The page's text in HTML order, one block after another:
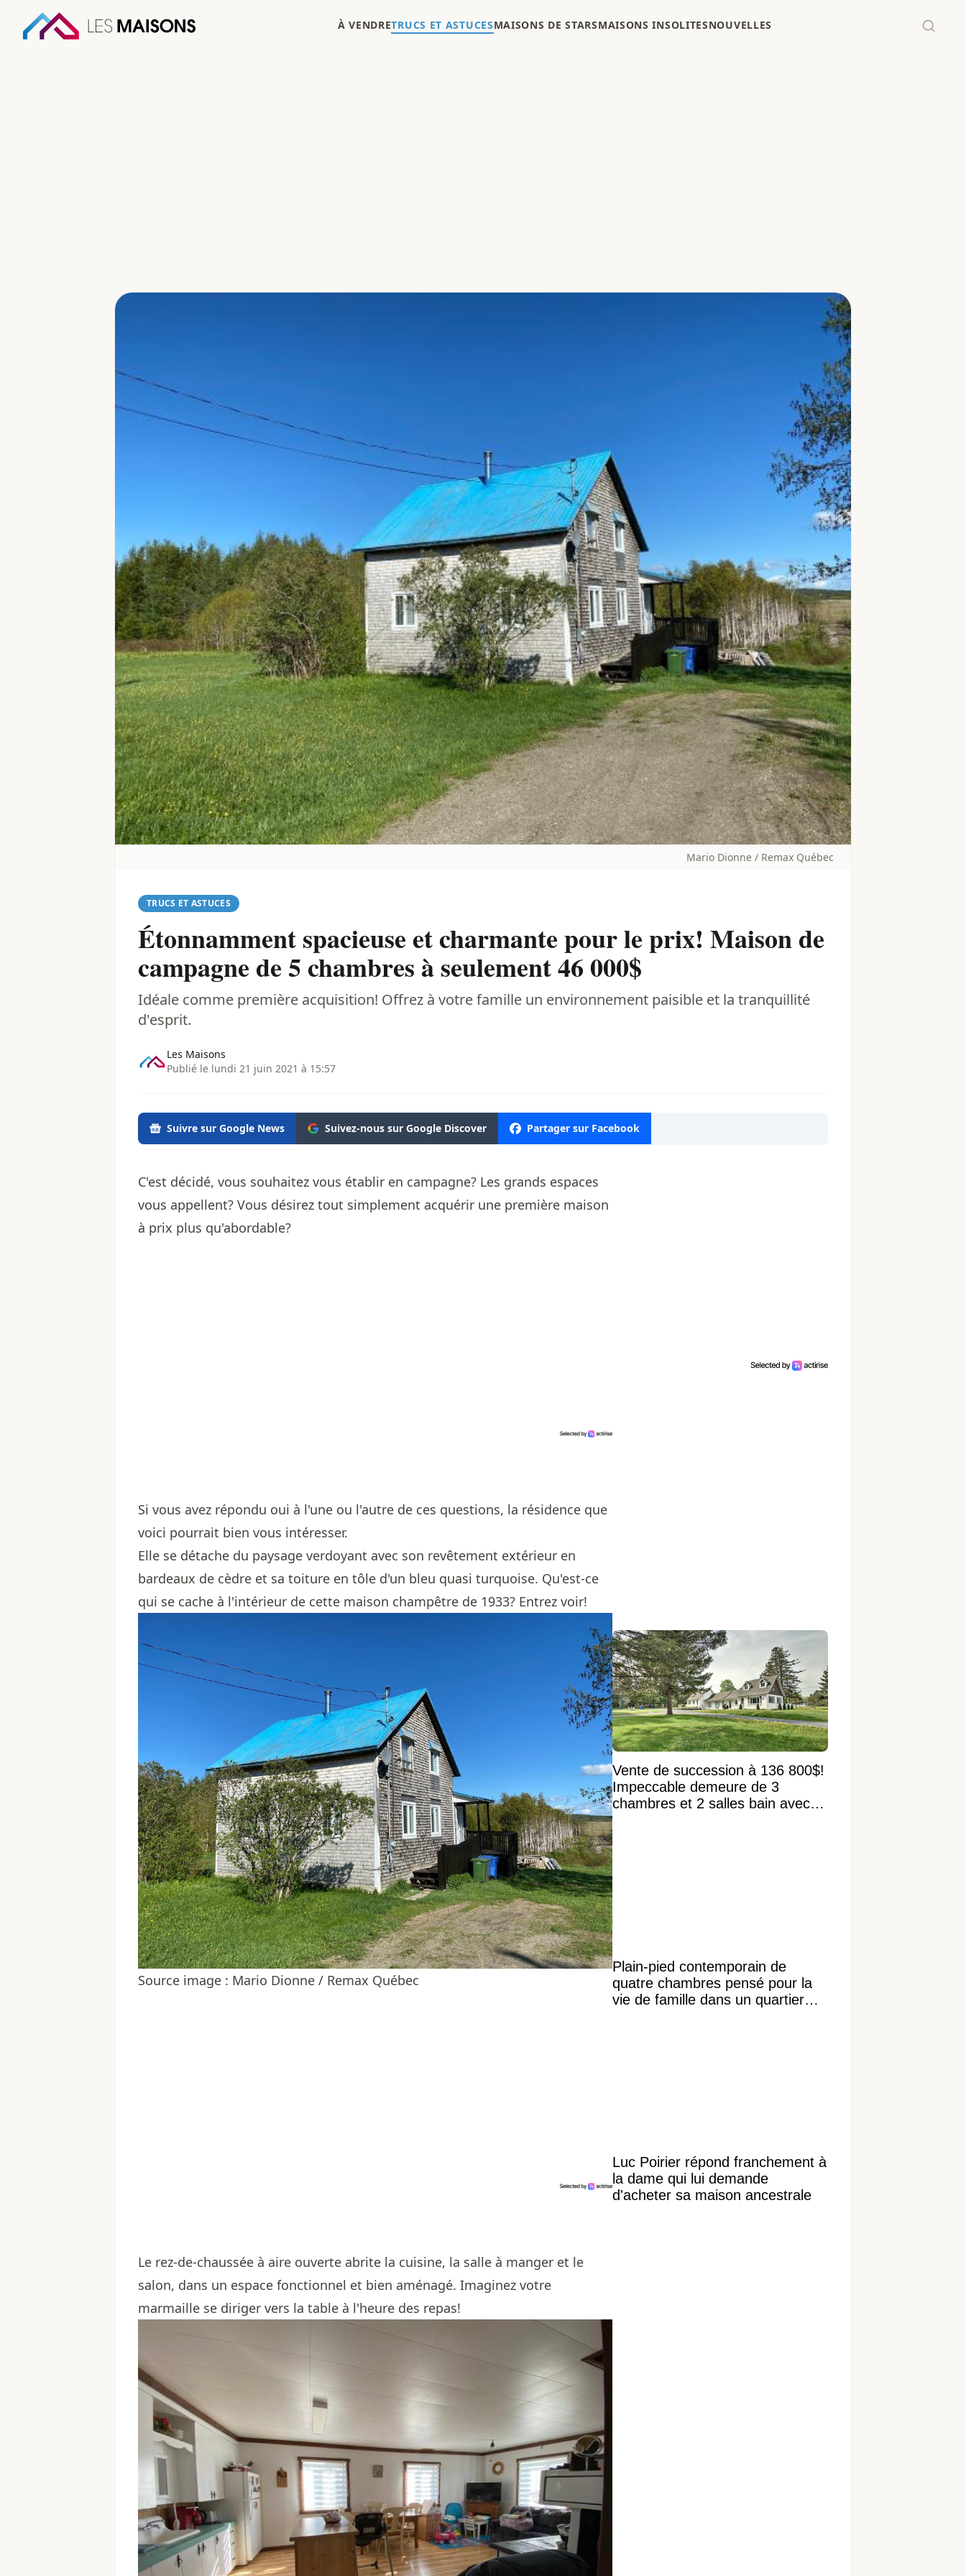
À VENDRETRUCS ET ASTUCESMAISONS DE STARSMAISONS INSOLITESNOUVELLES
Mario Dionne / Remax Québec
TRUCS ET ASTUCES
Étonnamment spacieuse et charmante pour le prix! Maison de
campagne de 5 chambres à seulement 46 000$
Idéale comme première acquisition! Offrez à votre famille un environnement paisible et la tranquillité
d'esprit.
Les Maisons
Publié le lundi 21 juin 2021 à 15:57
Suivre sur Google News Suivez-nous sur Google Discover Partager sur Facebook
C'est décidé, vous souhaitez vous établir en campagne? Les grands espaces
vous appellent? Vous désirez tout simplement acquérir une première maison
à prix plus qu'abordable?
Si vous avez répondu oui à l'une ou l'autre de ces questions, la résidence que
voici pourrait bien vous intéresser.
Elle se détache du paysage verdoyant avec son revêtement extérieur en
bardeaux de cèdre et sa toiture en tôle d'un bleu quasi turquoise. Qu'est-ce
qui se cache à l'intérieur de cette maison champêtre de 1933? Entrez voir!
Source image : Mario Dionne / Remax Québec
Le rez-de-chaussée à aire ouverte abrite la cuisine, la salle à manger et le
salon, dans un espace fonctionnel et bien aménagé. Imaginez votre
marmaille se diriger vers la table à l'heure des repas!
Vente de succession à 136 800$!
Impeccable demeure de 3
chambres et 2 salles bain avec
Plain-pied contemporain de
quatre chambres pensé pour la
vie de famille dans un quartier
Luc Poirier répond franchement à
la dame qui lui demande
d'acheter sa maison ancestrale